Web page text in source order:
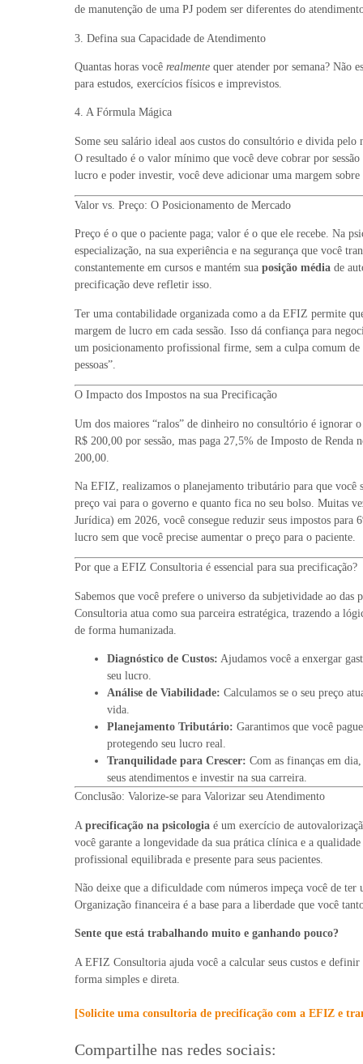
de manutenção de uma PJ podem ser diferentes do
3. Defina sua Capacidade de Atendimento
Quantas horas você realmente quer atender por semana? Não
para estudos, exercícios físicos e imprevistos.
4. A Fórmula Mágica
Some seu salário ideal aos custos do consultório e divida pelo
O resultado é o valor mínimo que você deve cobrar por sessão
lucro e poder investir, você deve adicionar uma margem sobre
Valor vs. Preço: O Posicionamento de Mercado
Preço é o que o paciente paga; valor é o que ele recebe. Na
especialização, na sua experiência e na segurança que você
constantemente em cursos e mantém sua posição média de
precificação deve refletir isso.
Ter uma contabilidade organizada como a da EFIZ permite
margem de lucro em cada sessão. Isso dá confiança para
um posicionamento profissional firme, sem a culpa comum de
pessoas”.
O Impacto dos Impostos na sua Precificação
Um dos maiores “ralos” de dinheiro no consultório é ignorar
R$ 200,00 por sessão, mas paga 27,5% de Imposto de Renda
200,00.
Na EFIZ, realizamos o planejamento tributário para que você
preço vai para o governo e quanto fica no seu bolso. Muitas
Jurídica) em 2026, você consegue reduzir seus impostos para
lucro sem que você precise aumentar o preço para o paciente.
Por que a EFIZ Consultoria é essencial para sua precificação?
Sabemos que você prefere o universo da subjetividade ao
Consultoria atua como sua parceira estratégica, trazendo a
de forma humanizada.
Diagnóstico de Custos: Ajudamos você a enxergar
seu lucro.
Análise de Viabilidade: Calculamos se o seu preço
vida.
Planejamento Tributário: Garantimos que você
protegendo seu lucro real.
Tranquilidade para Crescer: Com as finanças em
seus atendimentos e investir na sua carreira.
Conclusão: Valorize-se para Valorizar seu Atendimento
A precificação na psicologia é um exercício de
você garante a longevidade da sua prática clínica e a
profissional equilibrada e presente para seus pacientes.
Não deixe que a dificuldade com números impeça você de
Organização financeira é a base para a liberdade que você
Sente que está trabalhando muito e ganhando pouco?
A EFIZ Consultoria ajuda você a calcular seus custos e definir
forma simples e direta.
[Solicite uma consultoria de precificação com a EFIZ e
Compartilhe nas redes sociais: